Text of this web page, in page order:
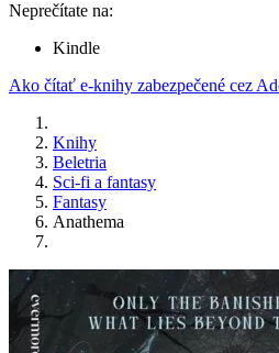
Neprečítate na:
Kindle
Ako čítať e-knihy zabezpečené cez
Knihy
Beletria
Sci-fi a fantasy
Fantasy
Anathema